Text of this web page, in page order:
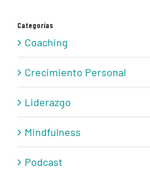
Categorías
Coaching
Crecimiento Personal
Liderazgo
Mindfulness
Podcast